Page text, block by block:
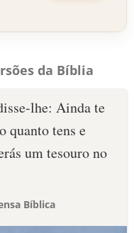
da Bíblia
lhe: Ainda te
quanto tens e
um tesouro no
Bíblica